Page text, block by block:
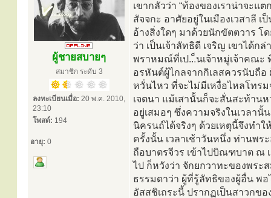
ผู้ชายสบายๆ
สมาชิก ระดับ 3
ลงทะเบียนเมื่อ: 20 พ.ค. 2010,
23:10
โพสต์: 194
อายุ: 0
เขากลัวว่า “ท้องของเราน่าจะแ
สัจจกะ อาศัยอยู่ในเมืองเวสาลี
อ้างสิ่งใดๆ มาด้วยนักขัตตวาร โ
ว่า เป็นเจ้าลัทธิดี เจริญ เขาได้ก
พราหมณ์ที่เป...็นเจ้าหมู่เจ้าคณ
อรหันต์ผู้ไกลจากกิเลสควรนับถื
หวั่นไหว ที่จะไม่มีเหงื่อไหลโทร
เจตนา แม้เสานั้นก็จะสั่นสะท้าน
อยู่เสมอๆ ซึ่งความจริงในเวลา
นิครนถ์ได้จริงๆ ด้วยเหตุนี้จึงทำ
ครั้งนั้น เวลาเช้าวันหนึ่ง ท่านพร
ถือบาตรจีวร เข้าไปบิณฑบาต ณ
ไป ก็หวังว่า จักยกวาทะของพร
ธรรมดาว่า ผู้ที่รู้ลัทธิของผู้อื่น พอ
อัสสชิเถระนี้ ปรากฏเป็นสาวกข